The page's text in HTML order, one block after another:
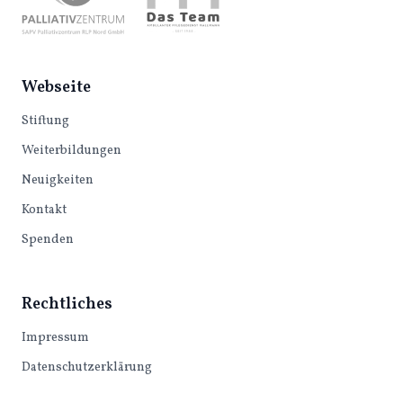
Webseite
Stiftung
Weiterbildungen
Neuigkeiten
Kontakt
Spenden
Rechtliches
Impressum
Datenschutzerklärung